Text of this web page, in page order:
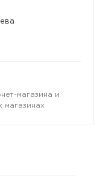
магазина и
магазинах